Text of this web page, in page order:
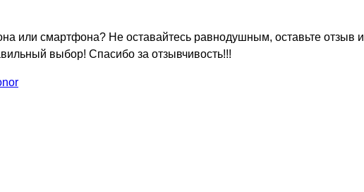
или смартфона? Не оставайтесь равнодушным, оставьте отзыв и
выбор! Спасибо за отзывчивость!!!